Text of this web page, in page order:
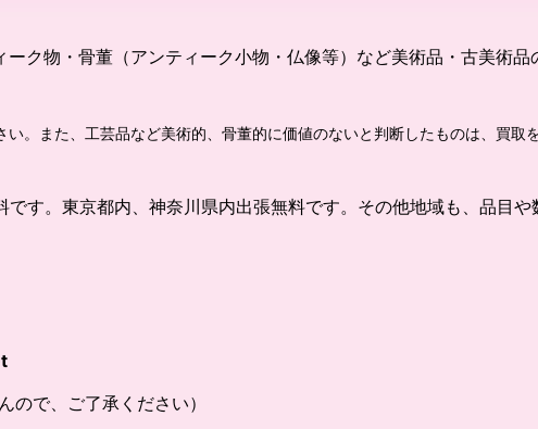
ク物・骨董（アンティーク小物・仏像等）など美術品・古美術品
。また、工芸品など美術的、骨董的に価値のないと判断したものは、買取
す。東京都内、神奈川県内出張無料です。その他地域も、品目
で、ご了承ください）